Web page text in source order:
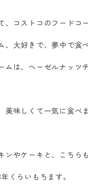
、コストコのフードコ
、大好きで、夢中で食
ムは、ヘーゼルナッツ
味しくて一気に食べま
やケーキと、こちら
年くらいもちます。